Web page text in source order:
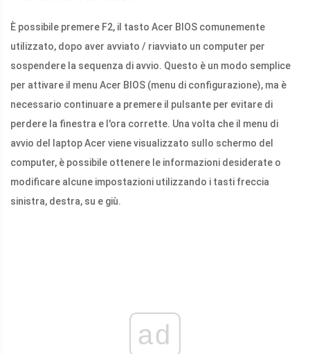
È possibile premere F2, il tasto Acer BIOS comunemente
utilizzato, dopo aver avviato / riavviato un computer per
sospendere la sequenza di avvio. Questo è un modo semplice
per attivare il menu Acer BIOS (menu di configurazione), ma è
necessario continuare a premere il pulsante per evitare di
perdere la finestra e l'ora corrette. Una volta che il menu di
avvio del laptop Acer viene visualizzato sullo schermo del
computer, è possibile ottenere le informazioni desiderate o
modificare alcune impostazioni utilizzando i tasti freccia
sinistra, destra, su e giù.
ad